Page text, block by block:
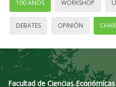
100 AÑOS WORKSHOP
DEBATES OPINIÓN
Facultad de Ciencias